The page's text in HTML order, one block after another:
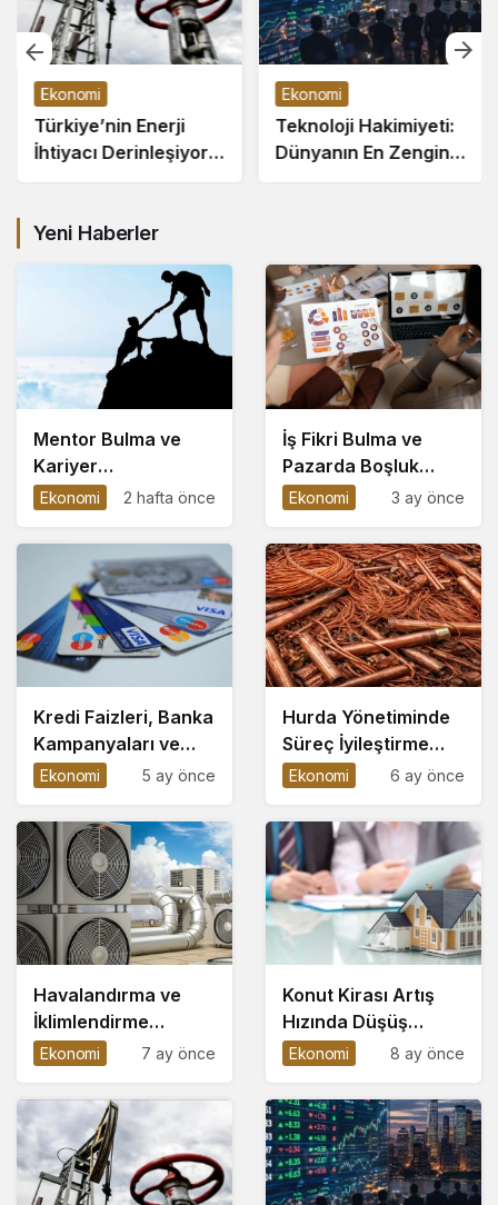
Ekonomi
Türkiye’nin Enerji
İhtiyacı Derinleşiyor:
Ekonomi
Teknoloji Hakimiyeti:
Dünyanın En Zengin
Yeni Haberler
Mentor Bulma ve
Kariyer
Basamaklarını Hızlı
Ekonomi 2 hafta önce
İş Fikri Bulma ve
Pazarda Boşluk
Analizi Yapma
Ekonomi 3 ay önce
Kredi Faizleri, Banka
Kampanyaları ve
Finans Haberleri
Edilmeli?
Ekonomi 5 ay önce
Hurda Yönetiminde
Süreç İyileştirme
Yaklaşımlarının Rolü
Ekonomi 6 ay önce
Havalandırma ve
İklimlendirme
Sistemlerinde Metal
Ekonomi 7 ay önce
Konut Kirası Artış
Hızında Düşüş
Eğilimi: Enflasyonun
Açıklandı
Ekonomi 8 ay önce